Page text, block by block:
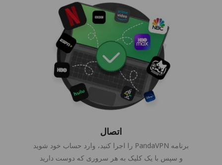
اتصال
برنامه PandaVPN را اجرا کنید، وارد حساب خود شوید
و سپس با یک کلیک به هر سروری که دوست دارید